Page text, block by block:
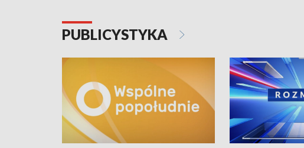
PUBLICYSTYKA